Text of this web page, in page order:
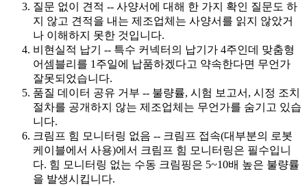
질문 없이 견적 -- 사양서에 대해 한 가지 확인 질문도 하
지 않고 견적을 내는 제조업체는 사양서를 읽지 않았거
나 이해하지 못한 것입니다.
비현실적 납기 -- 특수 커넥터의 납기가 4주인데 맞춤형
어셈블리를 1주일에 납품하겠다고 약속한다면 무언가
잘못되었습니다.
품질 데이터 공유 거부 -- 불량률, 시험 보고서, 시정 조치
절차를 공개하지 않는 제조업체는 무언가를 숨기고 있습
니다.
크림프 힘 모니터링 없음 -- 크림프 접속(대부분의 로봇
케이블에서 사용)에서 크림프 힘 모니터링은 필수입니
다. 힘 모니터링 없는 수동 크림핑은 5~10배 높은 불량률
을 발생시킵니다.